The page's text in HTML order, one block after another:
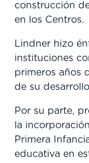
construcción
en los Centros.
Lindner hizo
instituciones
primeros años
de su
Por su parte,
la
Primera
educativa en